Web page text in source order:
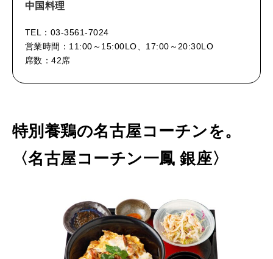
中国料理
TEL：03-3561-7024
営業時間：11:00～15:00LO、17:00～20:30LO
席数：42席
特別養鶏の名古屋コーチンを。
〈名古屋コーチン一鳳 銀座〉